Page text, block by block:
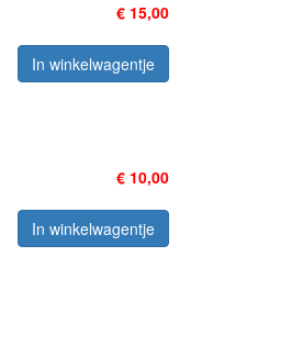
€ 15,00
In winkelwagentje
€ 10,00
In winkelwagentje